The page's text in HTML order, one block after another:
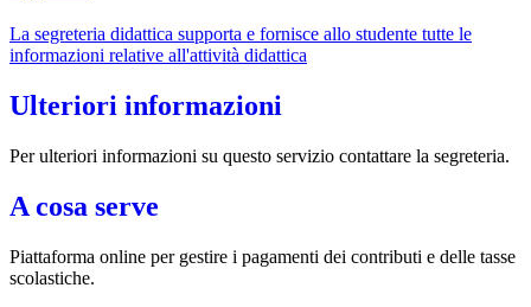
La segreteria didattica supporta e fornisce allo studente tutte le
informazioni relative all'attività didattica
Ulteriori informazioni
Per ulteriori informazioni su questo servizio contattare la segreteria.
A cosa serve
Piattaforma online per gestire i pagamenti dei contributi e delle tasse
scolastiche.